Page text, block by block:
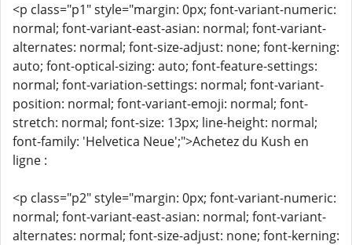
<p class="p1" style="margin: 0px; font-variant-numeric:
normal; font-variant-east-asian: normal; font-variant-
alternates: normal; font-size-adjust: none; font-kerning:
auto; font-optical-sizing: auto; font-feature-settings:
normal; font-variation-settings: normal; font-variant-
position: normal; font-variant-emoji: normal; font-
stretch: normal; font-size: 13px; line-height: normal;
font-family: 'Helvetica Neue';">Achetez du Kush en
ligne :
<p class="p2" style="margin: 0px; font-variant-numeric:
normal; font-variant-east-asian: normal; font-variant-
alternates: normal; font-size-adjust: none; font-kerning: